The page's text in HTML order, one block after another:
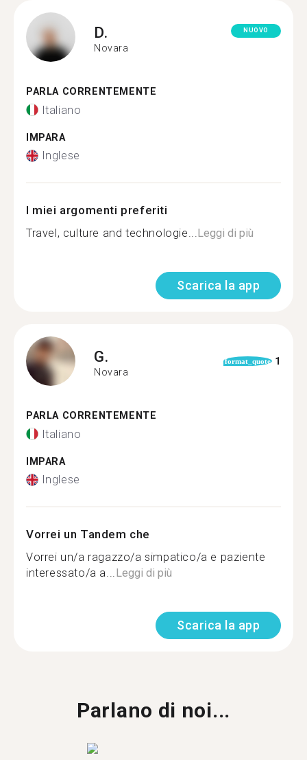
D.
Novara
NUOVO
PARLA CORRENTEMENTE
Italiano
IMPARA
Inglese
I miei argomenti preferiti
Travel, culture and technologie...Leggi di più
Scarica la app
G.
Novara
format_quote 1
PARLA CORRENTEMENTE
Italiano
IMPARA
Inglese
Vorrei un Tandem che
Vorrei un/a ragazzo/a simpatico/a e paziente
interessato/a a...Leggi di più
Scarica la app
Parlano di noi...